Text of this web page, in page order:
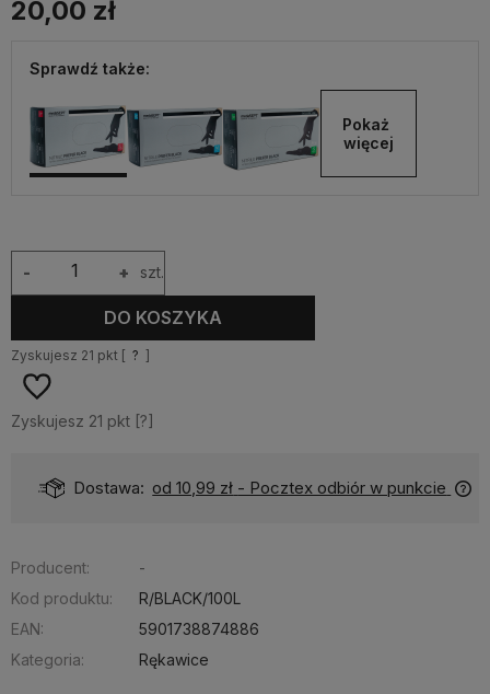
20,00 zł
Sprawdź także:
Pokaż
więcej
+
- szt.
DO KOSZYKA
Zyskujesz 21 pkt [ ? ]
Zyskujesz 21 pkt [?]
Dostawa: od 10,99 zł - Pocztex odbiór w punkcie
Producent:
-
Kod produktu:
R/BLACK/100L
EAN:
5901738874886
Kategoria:
Rękawice